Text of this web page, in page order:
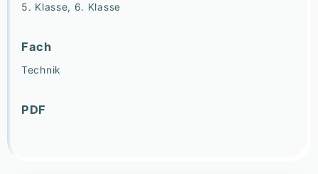
5. Klasse, 6. Klasse
Fach
Technik
PDF